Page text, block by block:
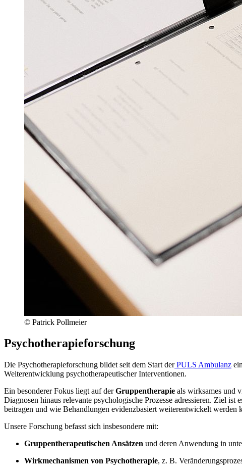
© Patrick Pollmeier
Psychotherapieforschung
Die Psychotherapieforschung bildet seit dem Start derPULS Ambulanz
Weiterentwicklung psychotherapeutischer Interventionen.
Ein besonderer Fokus liegt auf derGruppentherapie als wirksames und
Diagnosen hinaus relevante psychologische Prozesse adressieren. Ziel ist
beitragen und wie Behandlungen evidenzbasiert weiterentwickelt werden
Unsere Forschung befasst sich insbesondere mit:
Gruppentherapeutischen Ansätzen und deren Anwendung in
Wirkmechanismen von Psychotherapie, z. B.